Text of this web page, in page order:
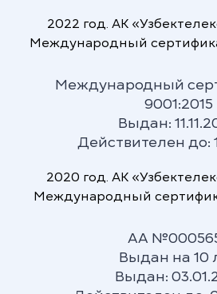
неотъемлемость
повседневной жизни
организаций, мы несем
ответственность за наши
в сутки, семь дней в
Миссия компании
2022 год. АК
Международный
Международный
9001:2015
Выдан:
Действителен до:
2020 год. АК
Международный
АА
Выдан на 10
Выдан: